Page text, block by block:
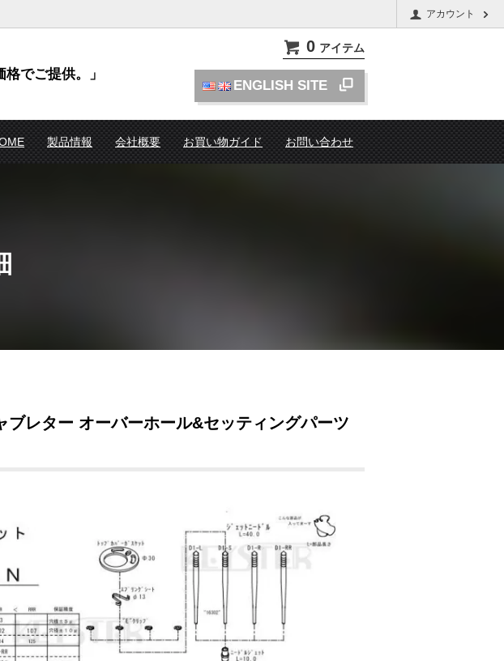
アカウント
でご提供。」
0 アイテム
ENGLISH SITE
製品情報 会社概要 お買い物ガイド お問い合わせ
レター オーバーホール&セッティングパーツ